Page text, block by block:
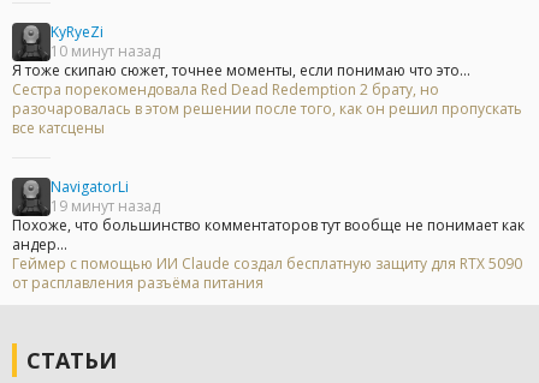
KyRyeZi
10 минут назад
Я тоже скипаю сюжет, точнее моменты, если понимаю что это...
Сестра порекомендовала Red Dead Redemption 2 брату, но
разочаровалась в этом решении после того, как он решил пропускать
все катсцены
NavigatorLi
19 минут назад
Похоже, что большинство комментаторов тут вообще не понимает как
андер...
Геймер с помощью ИИ Claude создал бесплатную защиту для RTX 5090
от расплавления разъёма питания
СТАТЬИ